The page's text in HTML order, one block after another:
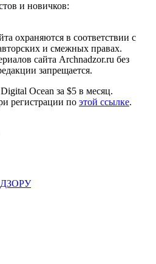
и новичков:
охраняются в соответствии с
и смежных правах.
сайта Archnadzor.ru без
запрещается.
Ocean за $5 в месяц.
регистрации по этой ссылке.